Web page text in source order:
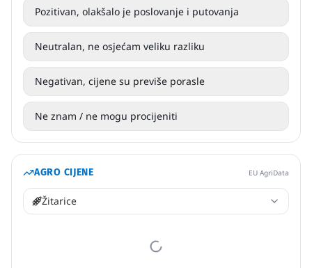
Pozitivan, olakšalo je poslovanje i putovanja
Neutralan, ne osjećam veliku razliku
Negativan, cijene su previše porasle
Ne znam / ne mogu procijeniti
AGRO CIJENE EU AgriData
Žitarice